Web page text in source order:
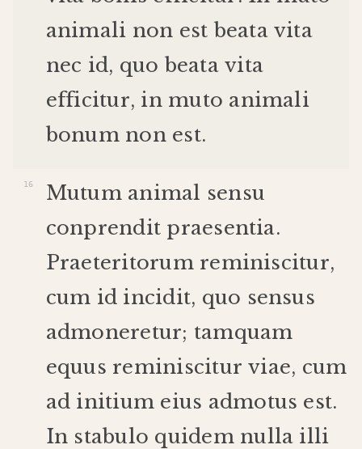
animali non est beata vita
nec id, quo beata vita
efficitur, in muto animali
bonum non est.
Mutum animal sensu
conprendit praesentia.
Praeteritorum reminiscitur,
cum id incidit, quo sensus
admoneretur; tamquam
equus reminiscitur viae, cum
ad initium eius admotus est.
In stabulo quidem nulla illi